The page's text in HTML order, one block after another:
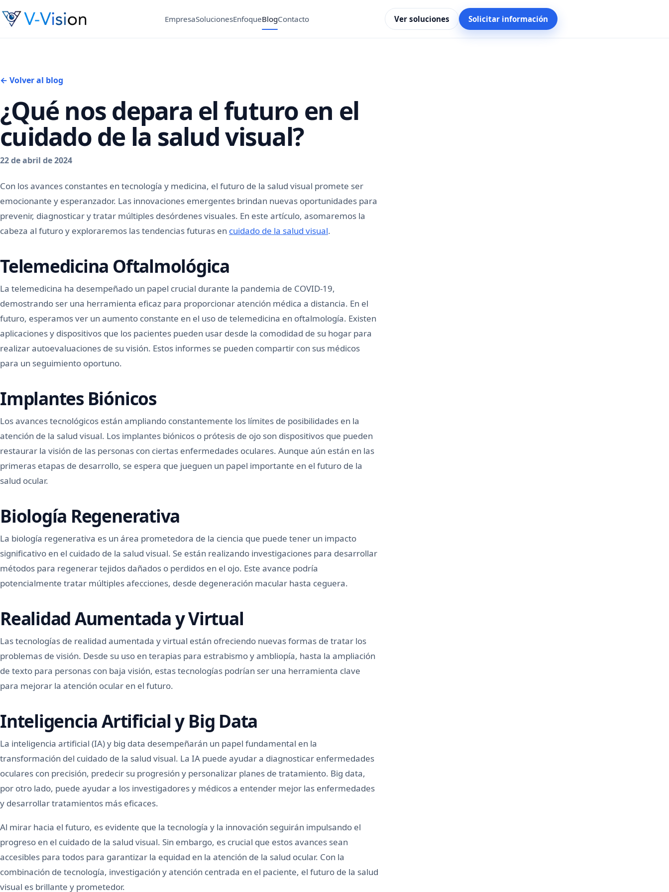
EmpresaSolucionesEnfoqueBlogContacto Ver soluciones Solicitar información
← Volver al blog
¿Qué nos depara el futuro en el
cuidado de la salud visual?
22 de abril de 2024
Con los avances constantes en tecnología y medicina, el futuro de la salud visual promete ser
emocionante y esperanzador. Las innovaciones emergentes brindan nuevas oportunidades para
prevenir, diagnosticar y tratar múltiples desórdenes visuales. En este artículo, asomaremos la
cabeza al futuro y exploraremos las tendencias futuras en cuidado de la salud visual.
Telemedicina Oftalmológica
La telemedicina ha desempeñado un papel crucial durante la pandemia de COVID-19,
demostrando ser una herramienta eficaz para proporcionar atención médica a distancia. En el
futuro, esperamos ver un aumento constante en el uso de telemedicina en oftalmología. Existen
aplicaciones y dispositivos que los pacientes pueden usar desde la comodidad de su hogar para
realizar autoevaluaciones de su visión. Estos informes se pueden compartir con sus médicos
para un seguimiento oportuno.
Implantes Biónicos
Los avances tecnológicos están ampliando constantemente los límites de posibilidades en la
atención de la salud visual. Los implantes biónicos o prótesis de ojo son dispositivos que pueden
restaurar la visión de las personas con ciertas enfermedades oculares. Aunque aún están en las
primeras etapas de desarrollo, se espera que jueguen un papel importante en el futuro de la
salud ocular.
Biología Regenerativa
La biología regenerativa es un área prometedora de la ciencia que puede tener un impacto
significativo en el cuidado de la salud visual. Se están realizando investigaciones para desarrollar
métodos para regenerar tejidos dañados o perdidos en el ojo. Este avance podría
potencialmente tratar múltiples afecciones, desde degeneración macular hasta ceguera.
Realidad Aumentada y Virtual
Las tecnologías de realidad aumentada y virtual están ofreciendo nuevas formas de tratar los
problemas de visión. Desde su uso en terapias para estrabismo y ambliopía, hasta la ampliación
de texto para personas con baja visión, estas tecnologías podrían ser una herramienta clave
para mejorar la atención ocular en el futuro.
Inteligencia Artificial y Big Data
La inteligencia artificial (IA) y big data desempeñarán un papel fundamental en la
transformación del cuidado de la salud visual. La IA puede ayudar a diagnosticar enfermedades
oculares con precisión, predecir su progresión y personalizar planes de tratamiento. Big data,
por otro lado, puede ayudar a los investigadores y médicos a entender mejor las enfermedades
y desarrollar tratamientos más eficaces.
Al mirar hacia el futuro, es evidente que la tecnología y la innovación seguirán impulsando el
progreso en el cuidado de la salud visual. Sin embargo, es crucial que estos avances sean
accesibles para todos para garantizar la equidad en la atención de la salud ocular. Con la
combinación de tecnología, investigación y atención centrada en el paciente, el futuro de la salud
visual es brillante y prometedor.